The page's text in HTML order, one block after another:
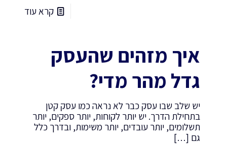
קרא עוד
איך מזהים שהעסק
גדל מהר מדי?
יש שלב שבו עסק כבר לא נראה כמו עסק קטן
בתחילת הדרך. יש יותר לקוחות, יותר ספקים, יותר
תשלומים, יותר עובדים, יותר משימות, ובדרך כלל
גם […]